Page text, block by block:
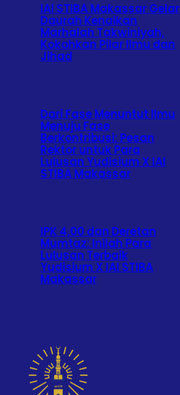
IAI STIBA Makassar Gelar
Daurah Kenaikan
Marhalah Takwiniyah,
Kokohkan Pilar Ilmu dan
Jihad
Dari Fase Menuntut Ilmu
Menuju Fase
Berkontribusi: Pesan
Rektor untuk Para
Lulusan Yudisium X IAI
STIBA Makassar
IPK 4,00 dan Deretan
Mumtaz: Inilah Para
Lulusan Terbaik
Yudisium X IAI STIBA
Makassar